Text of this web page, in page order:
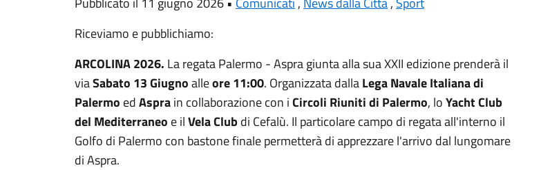
Riceviamo e pubblichiamo:
ARCOLINA 2026. La regata Palermo - Aspra giunta alla sua XXII edizione prenderà il
viaSabato 13 Giugnoalleore 11:00. Organizzata dallaLega Navale Italiana di
Palermo edAsprain collaborazione con iCircoli Riuniti di Palermo, loYacht Club
del Mediterraneo e ilVela Club di Cefalù. Il particolare campo di regata all'interno il
Golfo di Palermo con bastone finale permetterà di apprezzare l'arrivo dal lungomare
di Aspra.